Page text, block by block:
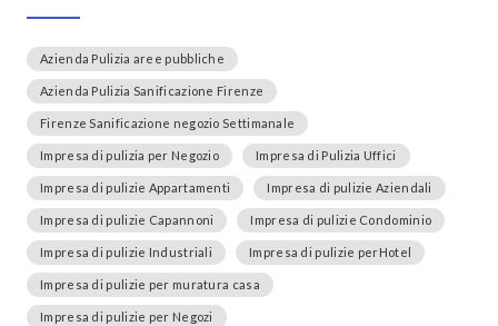
Azienda Pulizia aree pubbliche
Azienda Pulizia Sanificazione Firenze
Firenze Sanificazione negozio Settimanale
Impresa di pulizia per Negozio Impresa di Pulizia Uffici
Impresa di pulizie Appartamenti Impresa di pulizie Aziendali
Impresa di pulizie Capannoni Impresa di pulizie Condominio
Impresa di pulizie Industriali Impresa di pulizie perHotel
Impresa di pulizie per muratura casa
Impresa di pulizie per Negozi